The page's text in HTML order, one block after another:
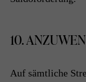
10.
Auf sämtliche